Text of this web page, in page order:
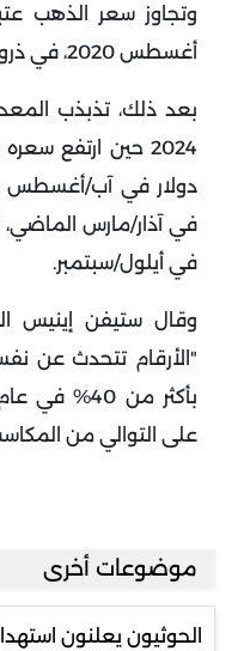
وتجاوز سعر الذهب
أغسطس 2020، في ذروة جائحة كوفيد-19
بعد ذلك، تذبذب
في أيلول/سبتمبر.
وقال ستيفن إينيس
"الأرقام تتحدث عن
على التوالي من
موضوعات أخرى
الحوثيون يعلنون